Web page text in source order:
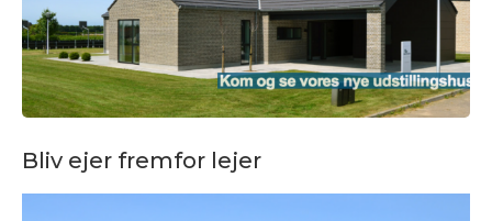
Bliv ejer fremfor lejer